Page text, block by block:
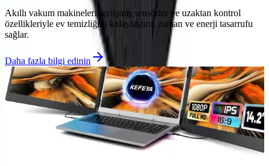
Akıllı vakum makineleri, gelişmiş sensörler ve uzaktan kontrol
özellikleriyle ev temizliğini kolaylaştırır, zaman ve enerji tasarrufu
sağlar.
Daha fazla bilgi edinin